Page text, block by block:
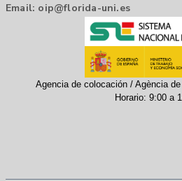
Email: oip@florida-uni.es
Agencia de colocación / Agència
Horario: 9:00 a